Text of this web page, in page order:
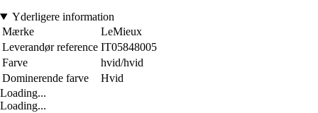
Yderligere information
Mærke
LeMieux
Leverandør reference IT05848005
Farve
hvid/hvid
Dominerende farve
Hvid
Loading...
Loading...